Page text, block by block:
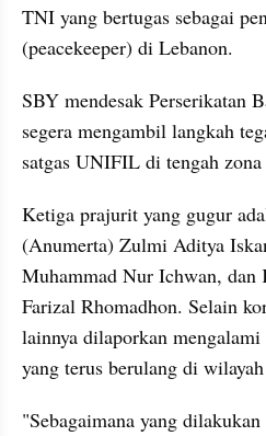
TNI yang bertugas sebagai
(peacekeeper) di Lebanon.
SBY mendesak Perserikatan
segera mengambil langkah
satgas UNIFIL di tengah zona
Ketiga prajurit yang gugur
(Anumerta) Zulmi Aditya
Muhammad Nur Ichwan, dan
Farizal Rhomadhon. Selain
lainnya dilaporkan
yang terus berulang di
"Sebagaimana yang